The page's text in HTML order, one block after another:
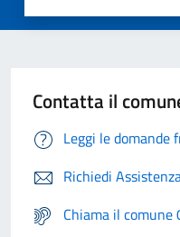
Contatta il
Leggi le domande
Richiedi
Chiama il